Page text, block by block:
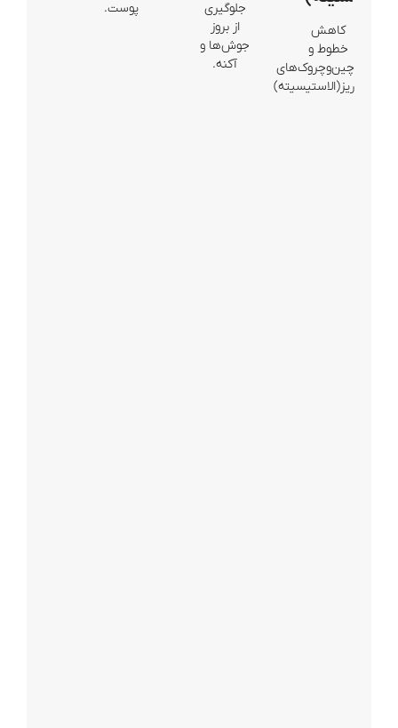
کاهش
خطوط و
چین‌وچروک‌های
ریز(الاستیسیته)
جلوگیری
از بروز
جوش‌ها و
آکنه.
پوست.